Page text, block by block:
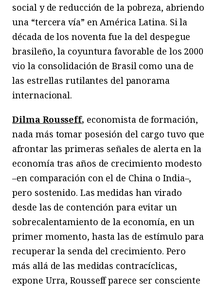
social y de reducción de la pobreza, abriendo
una “tercera vía” en América Latina. Si la
década de los noventa fue la del despegue
brasileño, la coyuntura favorable de los 2000
vio la consolidación de Brasil como una de
las estrellas rutilantes del panorama
internacional.
Dilma Rousseff, economista de formación,
nada más tomar posesión del cargo tuvo que
afrontar las primeras señales de alerta en la
economía tras años de crecimiento modesto
–en comparación con el de China o India–,
pero sostenido. Las medidas han virado
desde las de contención para evitar un
sobrecalentamiento de la economía, en un
primer momento, hasta las de estímulo para
recuperar la senda del crecimiento. Pero
más allá de las medidas contracíclicas,
expone Urra, Rousseff parece ser consciente